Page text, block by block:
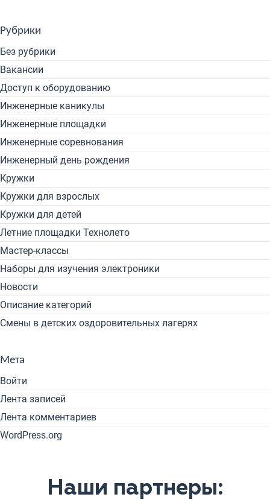
Рубрики
Без рубрики
Вакансии
Доступ к оборудованию
Инженерные каникулы
Инженерные площадки
Инженерные соревнования
Инженерный день рождения
Кружки
Кружки для взрослых
Кружки для детей
Летние площадки Технолето
Мастер-классы
Наборы для изучения электроники
Новости
Описание категорий
Смены в детских оздоровительных лагерях
Мета
Войти
Лента записей
Лента комментариев
WordPress.org
Наши партнеры: